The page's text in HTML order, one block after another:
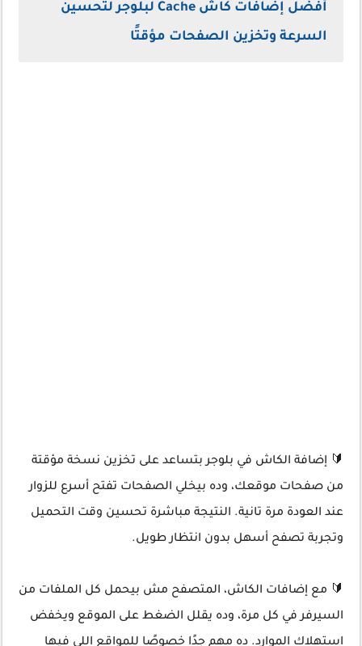
أفضل إضافات كاش Cache لبلوجر لتحسين
السرعة وتخزين الصفحات مؤقتًا
🔰 إضافة الكاش في بلوجر بتساعد على تخزين نسخة مؤقتة
من صفحات موقعك، وده بيخلي الصفحات تفتح أسرع للزوار
عند العودة مرة تانية. النتيجة مباشرة تحسين وقت التحميل
وتجربة تصفح أسهل بدون انتظار طويل.
🔰 مع إضافات الكاش، المتصفح مش بيحمل كل الملفات من
السيرفر في كل مرة، وده يقلل الضغط على الموقع ويخفض
استهلاك الموارد. ده مهم جدًا خصوصًا للمواقع اللي فيها